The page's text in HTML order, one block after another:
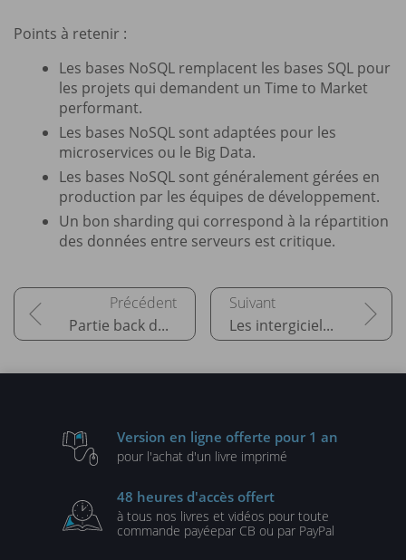
Points à retenir :
Les bases NoSQL remplacent les bases SQL pour
les projets qui demandent un Time to Market
performant.
Les bases NoSQL sont adaptées pour les
microservices ou le Big Data.
Les bases NoSQL sont généralement gérées en
production par les équipes de développement.
Un bon sharding qui correspond à la répartition
des données entre serveurs est critique.
Partie back de l’application Les intergiciels à messages (MOM)
Version en ligne offerte pour 1 an
pour l'achat d'un livre imprimé
48 heures d'accès offert
à tous nos livres et vidéos pour toute
commande payéepar CB ou par PayPal